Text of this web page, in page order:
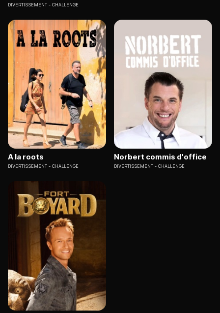
DIVERTISSEMENT CHALLENGE
A la roots
DIVERTISSEMENT CHALLENGE
Norbert commis d'office
DIVERTISSEMENT CHALLENGE